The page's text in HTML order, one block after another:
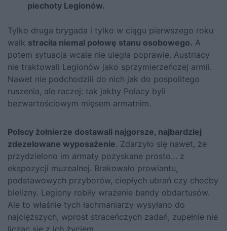
piechoty Legionów.
Tylko druga brygada i tylko w ciągu pierwszego roku
walk straciła niemal połowę stanu osobowego. A
potem sytuacja wcale nie uległa poprawie. Austriacy
nie traktowali Legionów jako sprzymierzeńczej armii.
Nawet nie podchodzili do nich jak do pospolitego
ruszenia, ale raczej: tak jakby Polacy byli
bezwartościowym mięsem armatnim.
Polscy żołnierze dostawali najgorsze, najbardziej
zdezelowane wyposażenie. Zdarzyło się nawet, że
przydzielono im armaty pozyskane prosto… z
ekspozycji muzealnej. Brakowało prowiantu,
podstawowych przyborów, ciepłych ubrań czy choćby
bielizny. Legiony robiły wrażenie bandy obdartusów.
Ale to właśnie tych łachmaniarzy wysyłano do
najcięższych, wprost straceńczych zadań, zupełnie nie
licząc się z ich życiem.